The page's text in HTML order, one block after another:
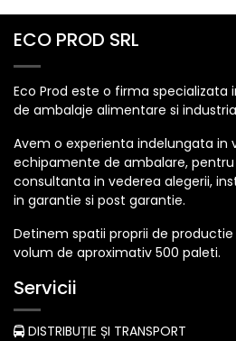
ECO PROD SRL
Eco Prod este o firma specializata
de ambalaje alimentare si
Avem o experienta indelungata in
echipamente de ambalare,
consultanta in vederea alegerii,
in garantie si post garantie.
Detinem spatii proprii de
volum de aproximativ 500 paleti.
Servicii
DISTRIBUȚIE ȘI TRANSPORT